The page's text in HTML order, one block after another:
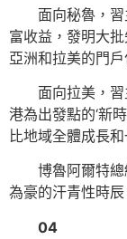
面向秘魯，
富收益，發明大
亞洲和拉美的門戶
面向拉美，
港為出發點的‘新
比地域全體成長和
博魯阿爾特
為豪的汗青性時辰
04